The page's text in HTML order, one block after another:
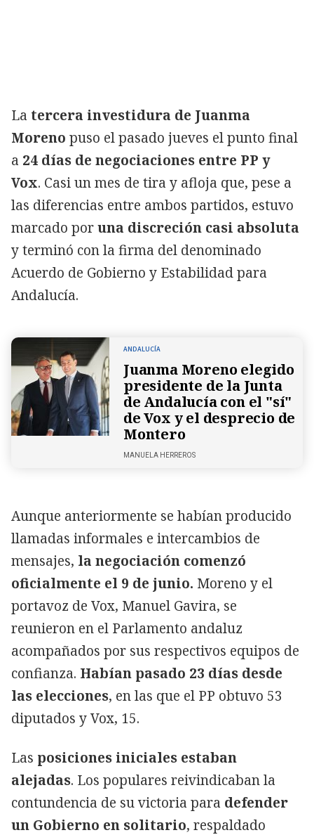
La tercera investidura de Juanma
Moreno puso el pasado jueves el punto final
a 24 días de negociaciones entre PP y
Vox. Casi un mes de tira y afloja que, pese a
las diferencias entre ambos partidos, estuvo
marcado poruna discreción casi absoluta
y terminó con la firma del denominado
Acuerdo de Gobierno y Estabilidad para
Andalucía.
ANDALUCÍA
Juanma Moreno elegido
presidente de la Junta
de Andalucía con el "sí"
de Vox y el desprecio de
Montero
MANUELA HERREROS
Aunque anteriormente se habían producido
llamadas informales e intercambios de
mensajes, la negociación comenzó
oficialmente el 9 de junio. Moreno y el
portavoz de Vox, Manuel Gavira, se
reunieron en el Parlamento andaluz
acompañados por sus respectivos equipos de
confianza. Habían pasado 23 días desde
las elecciones, en las que el PP obtuvo 53
diputados y Vox, 15.
Las posiciones iniciales estaban
alejadas. Los populares reivindicaban la
contundencia de su victoria para defender
un Gobierno en solitario, respaldado